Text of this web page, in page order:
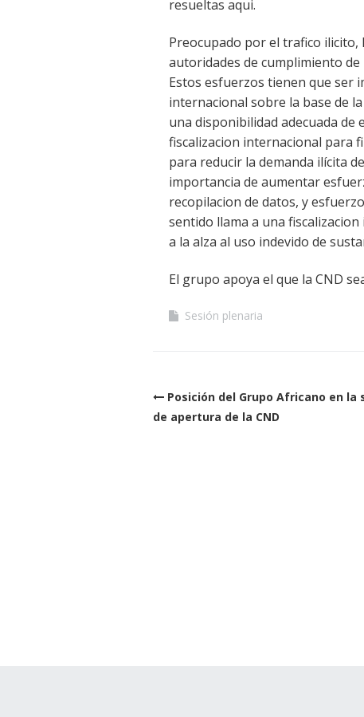
resueltas aqui.
Preocupado por el trafico ilicito,
autoridades de cumplimiento
Estos esfuerzos tienen que ser
internacional sobre la base de
una disponibilidad adecuada
fiscalizacion internacional para
para reducir la demanda ilícita
importancia de aumentar
recopilacion de datos, y
sentido llama a una
a la alza al uso indevido de
El grupo apoya el que la CND
Sesión plenaria
Post
navigation
Posición del Grupo Africano en la
de apertura de la CND